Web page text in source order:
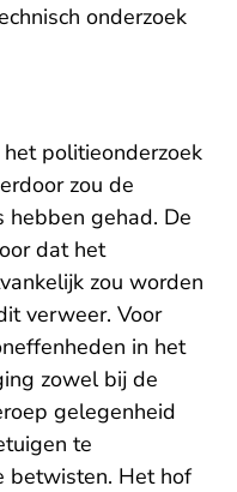
onderzoek
politieonderzoek
zou de
hebben gehad. De
dat het
zou worden
verweer. Voor
in het
zowel bij de
gelegenheid
te
betwisten. Het hof